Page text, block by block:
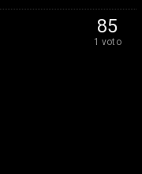
85
1 voto